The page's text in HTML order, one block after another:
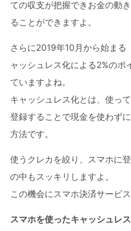
ての収支が把握できお金の動
ることができますよ。
さらに2019年10月から始まる
ャッシュレス化による2%のポ
ていますよね。
キャッシュレス化とは、使っ
登録することで現金を使わず
方法です。
使うクレカを絞り、スマホに
の中もスッキリしますよ。
この機会にスマホ決済サービ
スマホを使ったキャッシュレ